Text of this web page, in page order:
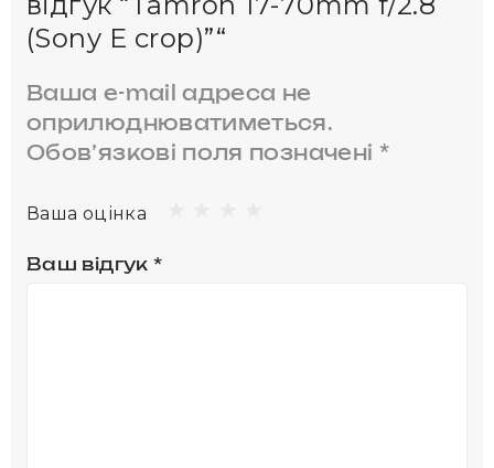
(Sony E crop)”“
Ваша e-mail адреса не
оприлюднюватиметься.
Обов’язкові поля позначені *
Ваша оцінка
Ваш відгук *